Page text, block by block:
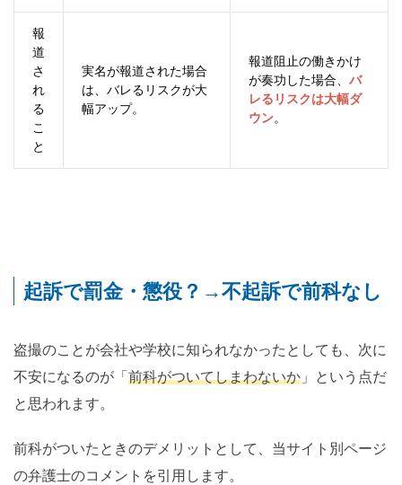
報
道
さ
れ
る
こ
と
実名が報道された場合
は、バレるリスクが大
幅アップ。
報道阻止の働きかけ
が奏功した場合、 バ
レるリスクは大幅ダ
ウン。
起訴で罰金・懲役？→不起訴で前科なし
盗撮のことが会社や学校に知られなかったとしても、次に
不安になるのが「 前科がついてしまわないか 」という点だ
と思われます。
前科がついたときのデメリットとして、当サイト別ページ
の弁護士のコメントを引用します。